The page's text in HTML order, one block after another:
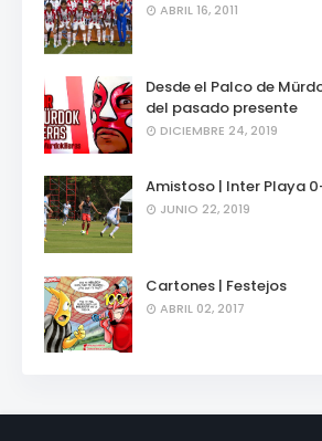
ABRIL 16, 2011
Desde el Palco de
del pasado presente
DICIEMBRE 24, 2019
Amistoso | Inter Playa
JUNIO 22, 2019
Cartones | Festejos
ABRIL 02, 2017